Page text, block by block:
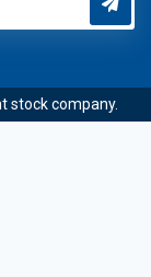
stock company.